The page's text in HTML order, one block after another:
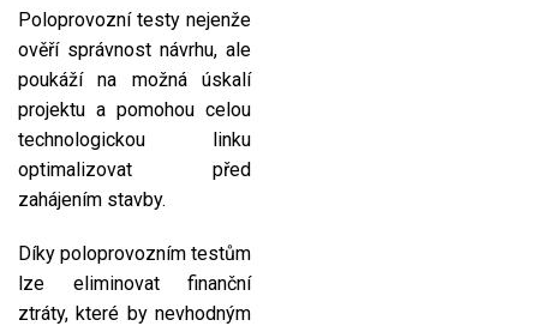
Poloprovozní testy nejenže
ověří správnost návrhu, ale
poukáží na možná úskalí
projektu a pomohou celou
technologickou linku
optimalizovat před
zahájením stavby.
Díky poloprovozním testům
lze eliminovat finanční
ztráty, které by nevhodným